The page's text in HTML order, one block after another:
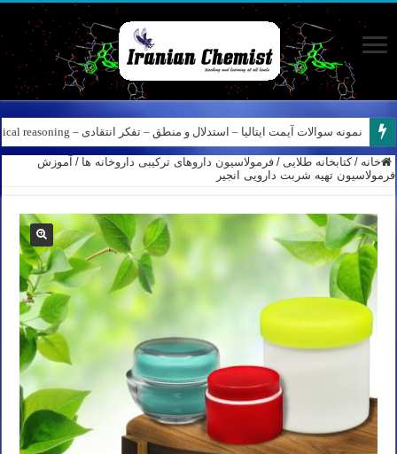
نمونه سوالات آیمت ایتالیا – استدلال و منطق – تفکر انتقادی – Logical reasoning – پارت ۸
خانه / کتابخانه طلایی / فرمولاسیون داروهای ترکیبی داروخانه ها / آموزش
فرمولاسیون تهیه شربت دارویی انجیر